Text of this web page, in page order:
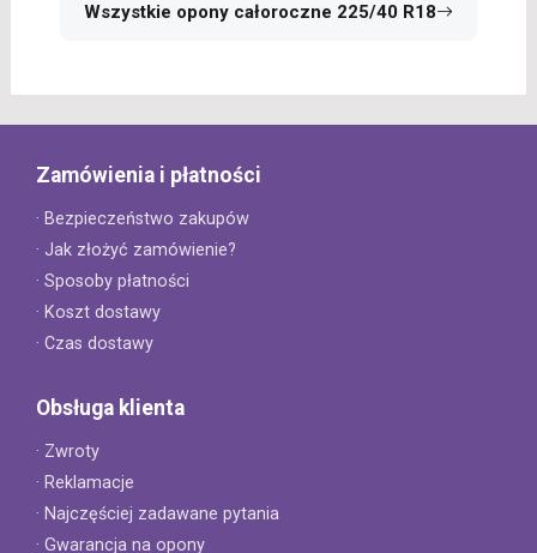
Wszystkie opony całoroczne 225/40 R18
Zamówienia i płatności
· Bezpieczeństwo zakupów
· Jak złożyć zamówienie?
· Sposoby płatności
· Koszt dostawy
· Czas dostawy
Obsługa klienta
· Zwroty
· Reklamacje
· Najczęściej zadawane pytania
· Gwarancja na opony